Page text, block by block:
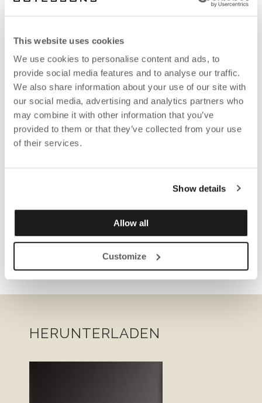
This website uses cookies
We use cookies to personalise content and ads, to
provide social media features and to analyse our traffic.
We also share information about your use of our site with
our social media, advertising and analytics partners who
may combine it with other information that you’ve
provided to them or that they’ve collected from your use
of their services.
Show details
Allow all
Customize
HERUNTERLADEN